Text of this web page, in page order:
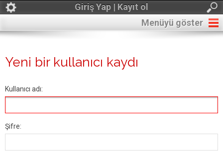
Giriş Yap | Kayıt ol
Menüyü göster
Yeni bir kullanıcı kaydı
Kullanıcı adı:
Şifre: